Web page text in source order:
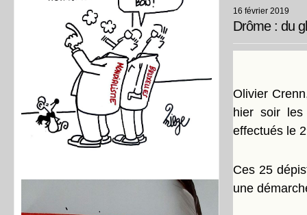
16 février 2019
Drôme : du
Olivier
hier soir
effectués le
Ces 25
une